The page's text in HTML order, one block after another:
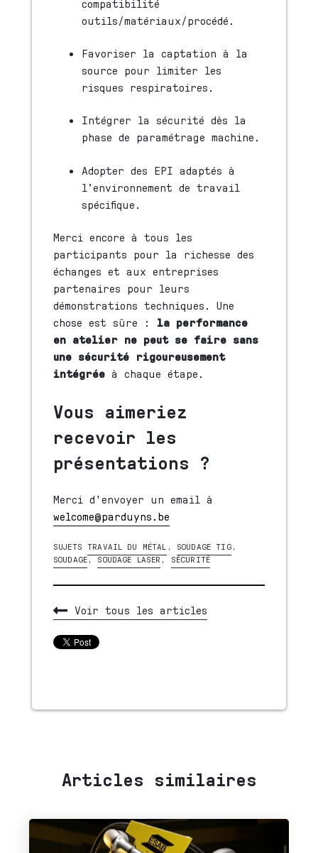
compatibilité
outils/matériaux/procédé.
Favoriser la captation à la
source pour limiter les
risques respiratoires.
Intégrer la sécurité dès la
phase de paramétrage machine.
Adopter des EPI adaptés à
l’environnement de travail
spécifique.
Merci encore à tous les
participants pour la richesse des
échanges et aux entreprises
partenaires pour leurs
démonstrations techniques. Une
chose est sûre : la performance
en atelier ne peut se faire sans
une sécurité rigoureusement
intégréeà chaque étape.
Vous aimeriez
recevoir les
présentations ?
Merci d'envoyer un email à
welcome@parduyns.be
SUJETS TRAVAIL DU MÉTAL , SOUDAGE TIG,
SOUDAGE , SOUDAGE LASER , SÉCURITÉ
Voir tous les articles
Articles similaires